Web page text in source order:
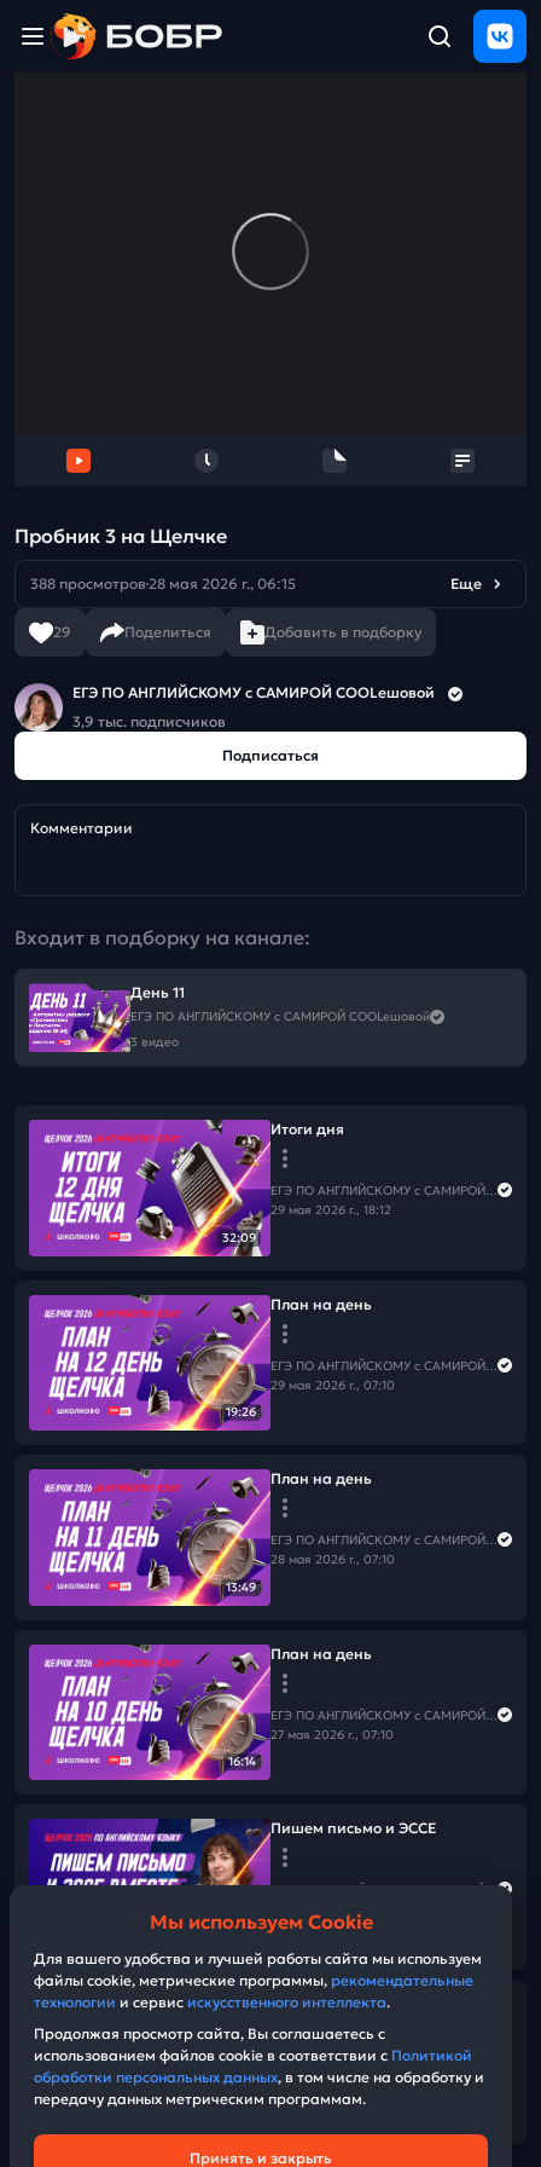
Пробник 3 на Щелчке
388 просмотров 28 мая 2026 г., 06:15 Еще
29 Поделиться Добавить в подборку
ЕГЭ ПО АНГЛИЙСКОМУ с САМИРОЙ COOLешовой
3,9 тыс. подписчиков
Подписаться
Комментарии
Входит в подборку на канале:
День 11
ЕГЭ ПО АНГЛИЙСКОМУ с САМИРОЙ COOLешовой
3 видео
32:09
Итоги дня
ЕГЭ ПО АНГЛИЙСКОМУ с САМИРОЙ COOLешовой
29 мая 2026 г., 18:12
19:26
План на день
ЕГЭ ПО АНГЛИЙСКОМУ с САМИРОЙ COOLешовой
29 мая 2026 г., 07:10
13:49
План на день
ЕГЭ ПО АНГЛИЙСКОМУ с САМИРОЙ COOLешовой
28 мая 2026 г., 07:10
16:14
План на день
ЕГЭ ПО АНГЛИЙСКОМУ с САМИРОЙ COOLешовой
27 мая 2026 г., 07:10
Пишем письмо и ЭССЕ
Фразовые глаголы от Вербицкой
26 мая 2026 г., 08:15
Мы используем Cookie
Для вашего удобства и лучшей работы сайта мы используем
файлы cookie, метрические программы, рекомендательные
технологии и сервис искусственного интеллекта.
Продолжая просмотр сайта, Вы соглашаетесь с
использованием файлов cookie в соответствии с Политикой
обработки персональных данных, в том числе на обработку и
передачу данных метрическим программам.
Принять и закрыть